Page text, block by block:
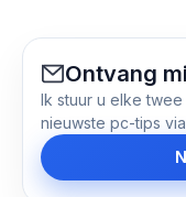
Ontvang
Ik stuur u elke
nieuwste pc-tips